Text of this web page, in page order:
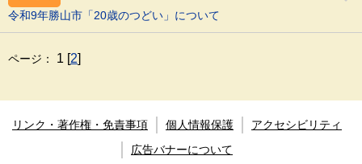
令和9年勝山市「20歳のつどい」について
ページ： 1 [2]
リンク・著作権・免責事項 個人情報保護
アクセシビリティ
広告バナーについて